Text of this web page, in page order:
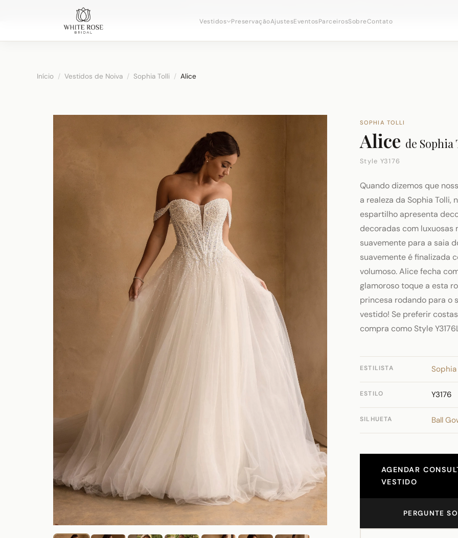
Vestidos PreservaçãoAjustesEventosParceirosSobreContato
Início / Vestidos de Noiva / Sophia Tolli / Alice
SOPHIA TOLLI
Alice de Sophia
Style Y3176
Quando dizemos que
a realeza da Sophia Tolli,
espartilho apresenta
decoradas com luxuosas
suavemente para a saia
suavemente é finalizada
volumoso. Alice fecha
glamoroso toque a esta
princesa rodando para o
vestido! Se preferir
compra como Style
ESTILISTA Sophia
ESTILO Y3176
SILHUETA Ball
AGENDAR
VESTIDO
PERGUNTE